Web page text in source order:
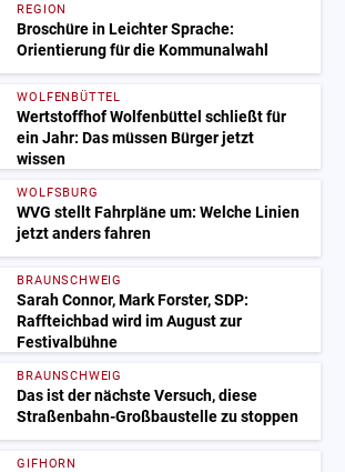
REGION
Broschüre in Leichter Sprache:
Orientierung für die Kommunalwahl
WOLFENBÜTTEL
Wertstoffhof Wolfenbüttel schließt für
ein Jahr: Das müssen Bürger jetzt
wissen
WOLFSBURG
WVG stellt Fahrpläne um: Welche Linien
jetzt anders fahren
BRAUNSCHWEIG
Sarah Connor, Mark Forster, SDP:
Raffteichbad wird im August zur
Festivalbühne
BRAUNSCHWEIG
Das ist der nächste Versuch, diese
Straßenbahn-Großbaustelle zu stoppen
GIFHORN